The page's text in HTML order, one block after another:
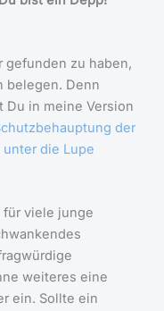
gefunden zu haben,
belegen. Denn
Du in meine Version
der
die Lupe
für viele junge
weiteres eine
ein. Sollte ein